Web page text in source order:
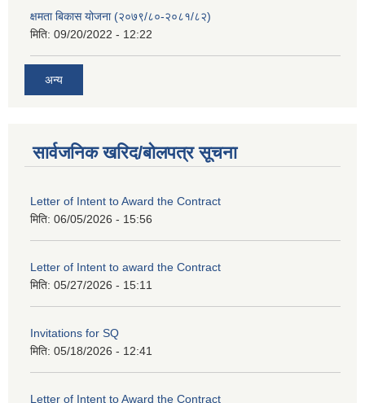
क्षमता बिकास योजना (२०७९/८०-२०८१/८२)
मिति: 09/20/2022 - 12:22
अन्य
सार्वजनिक खरिद/बोलपत्र सूचना
Letter of Intent to Award the Contract
मिति: 06/05/2026 - 15:56
Letter of Intent to award the Contract
मिति: 05/27/2026 - 15:11
Invitations for SQ
मिति: 05/18/2026 - 12:41
Letter of Intent to Award the Contract